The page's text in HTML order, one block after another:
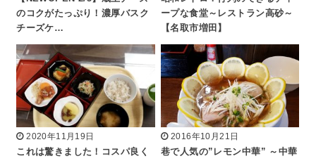
のコクがたっぷり！濃厚バスク
チーズケ…
ープな食堂～レストラン高砂～
【名取市増田】
2020年11月19日
これは驚きました！コスパ良く
2016年10月21日
巷で人気の”レモン中華” ～中華